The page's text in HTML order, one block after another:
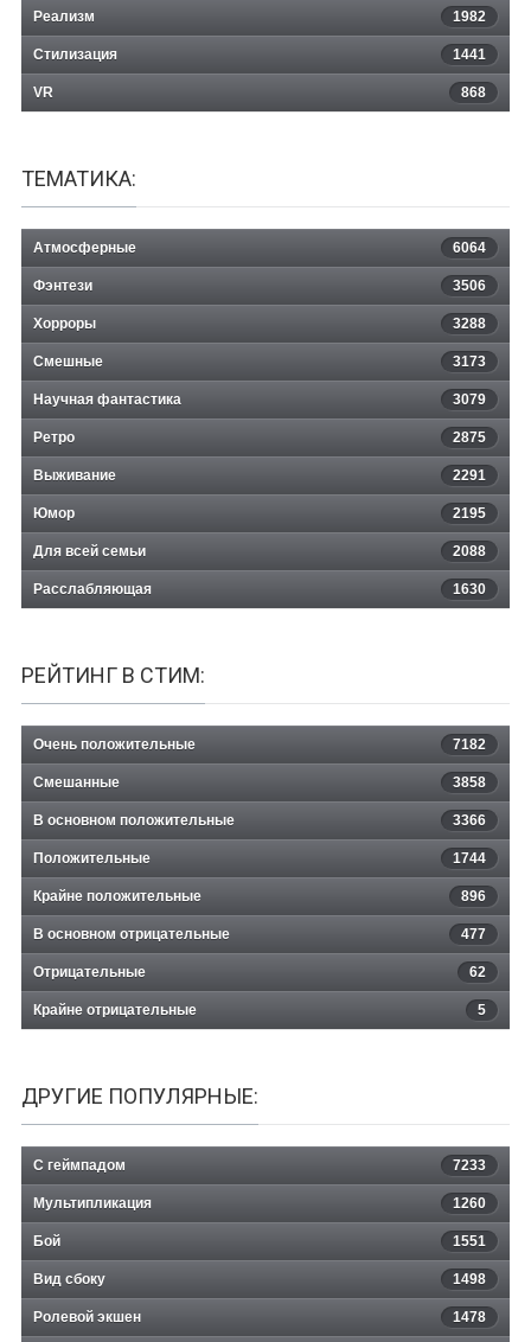
Реализм 1982
Стилизация 1441
VR 868
ТЕМАТИКА:
Атмосферные 6064
Фэнтези 3506
Хорроры 3288
Смешные 3173
Научная фантастика 3079
Ретро 2875
Выживание 2291
Юмор 2195
Для всей семьи 2088
Расслабляющая 1630
РЕЙТИНГ В СТИМ:
Очень положительные 7182
Смешанные 3858
В основном положительные 3366
Положительные 1744
Крайне положительные 896
В основном отрицательные 477
Отрицательные 62
Крайне отрицательные 5
ДРУГИЕ ПОПУЛЯРНЫЕ:
С геймпадом 7233
Мультипликация 1260
Бой 1551
Вид сбоку 1498
Ролевой экшен 1478